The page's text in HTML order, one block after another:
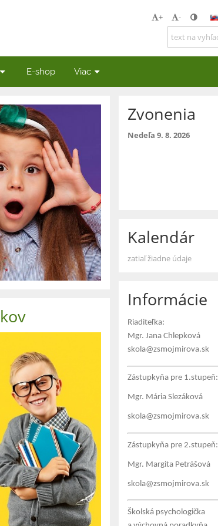
+ -
E-shop Viac
Zvonenia
Nedeľa 9. 8. 2026
Kalendár
zatiaľ žiadne údaje
Informácie
Riaditeľka:
Mgr. Jana Chlepková
skola@zsmojmirova.sk
Zástupkyňa pre 1.stupeň:
Mgr. Mária Slezáková
skola@zsmojmirova.sk
Zástupkyňa pre 2.stupeň:
Mgr. Margita Petrášová
skola@zsmojmirova.sk
Školská psychologička